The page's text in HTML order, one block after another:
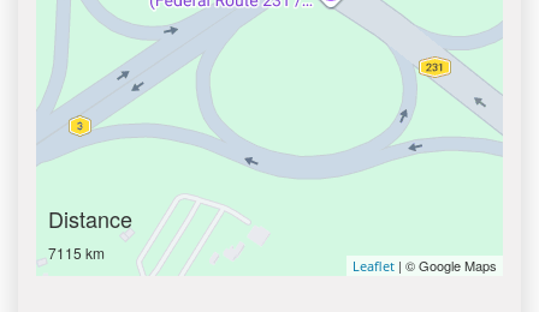
Distance
7115 km
Leaflet | © Google Maps